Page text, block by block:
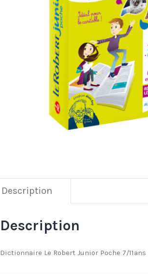
Description
Description
Dictionnaire Le Robert Junior Poche 7/11ans